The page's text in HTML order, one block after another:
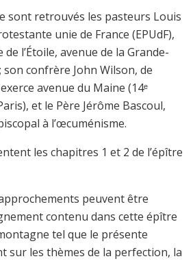
sont retrouvés les pasteurs Louis
unie de France (EPUdF),
l’Étoile, avenue de la Grande-
son confrère John Wilson, de
avenue du Maine (14ᵉ
et le Père Jérôme Bascoul,
à l’œcuménisme.
les chapitres 1 et 2 de l’épître
peuvent être
contenu dans cette épître
tel que le présente
sur les thèmes de la perfection, la